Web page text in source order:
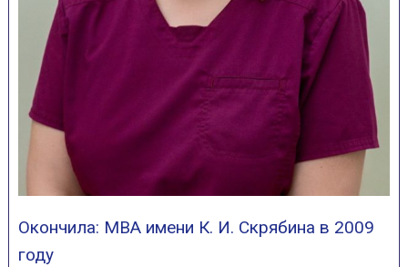
Окончила: МВА имени К. И. Скрябина в 2009
году